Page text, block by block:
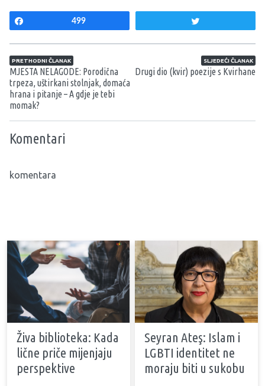
499
Navigacija članaka
PRETHODNI ČLANAK
MJESTA NELAGODE: Porodična
trpeza, uštirkani stolnjak, domaća
hrana i pitanje – A gdje je tebi
momak?
SLJEDEĆI ČLANAK
Drugi dio (kvir) poezije s Kvirhane
Komentari
komentara
Živa biblioteka: Kada
lične priče mijenjaju
perspektive
Seyran Ateş: Islam i
LGBTI identitet ne
moraju biti u sukobu